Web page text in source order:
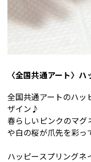
〈全国共通アート〉
全国共通アートのハッ
ザイン♪
春らしいピンクのマ
や白の桜が爪先を彩っ
ハッピースプリング